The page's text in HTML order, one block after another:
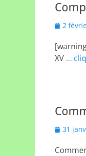
Posted
2
XV …
Posted
31